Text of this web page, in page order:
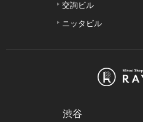
交詢ビル
ニッタビル
渋谷